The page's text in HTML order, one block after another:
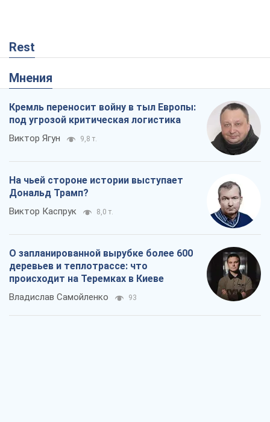
Rest
Мнения
Кремль переносит войну в тыл Европы:
под угрозой критическая логистика
Виктор Ягун 9,8 т.
На чьей стороне истории выступает
Дональд Трамп?
Виктор Каспрук 8,0 т.
О запланированной вырубке более 600
деревьев и теплотрассе: что
происходит на Теремках в Киеве
Владислав Самойленко 93